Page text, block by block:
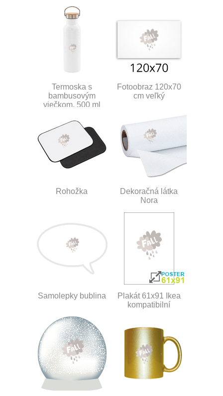
Termoska s
bambusovým
viečkom, 500 ml
Fotoobraz 120x70
cm veľký
Rohožka
Dekoračná látka
Nora
Samolepky bublina
Plakát 61x91 Ikea
kompatibilní